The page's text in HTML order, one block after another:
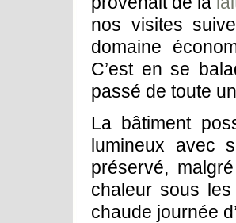
nos visites
domaine
C’est en se
passé de toute
La bâtiment
lumineux avec
préservé,
chaleur sous
chaude journée